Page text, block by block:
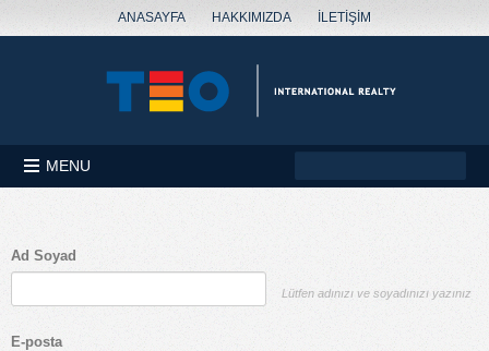
ANASAYFA HAKKIMIZDA İLETİŞİM
MENU
Ad Soyad
Lütfen adınızı ve soyadınızı yazınız
E-posta